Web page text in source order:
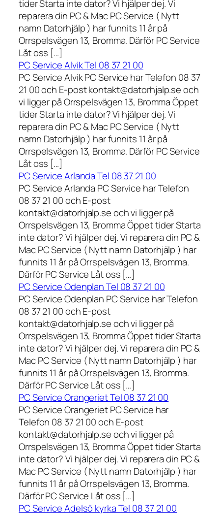
tider Starta inte dator? Vi hjälper dej. Vi
reparera din PC & Mac PC Service ( Nytt
namn Datorhjälp ) har funnits 11 år på
Orrspelsvägen 13, Bromma. Därför PC Service
Låt oss […]
PC Service Alvik Tel 08 37 21 00
PC Service Alvik PC Service har Telefon 08 37
21 00 och E-post kontakt@datorhjalp.se och
vi ligger på Orrspelsvägen 13, Bromma Öppet
tider Starta inte dator? Vi hjälper dej. Vi
reparera din PC & Mac PC Service ( Nytt
namn Datorhjälp ) har funnits 11 år på
Orrspelsvägen 13, Bromma. Därför PC Service
Låt oss […]
PC Service Arlanda Tel 08 37 21 00
PC Service Arlanda PC Service har Telefon
08 37 21 00 och E-post
kontakt@datorhjalp.se och vi ligger på
Orrspelsvägen 13, Bromma Öppet tider Starta
inte dator? Vi hjälper dej. Vi reparera din PC &
Mac PC Service ( Nytt namn Datorhjälp ) har
funnits 11 år på Orrspelsvägen 13, Bromma.
Därför PC Service Låt oss […]
PC Service Odenplan Tel 08 37 21 00
PC Service Odenplan PC Service har Telefon
08 37 21 00 och E-post
kontakt@datorhjalp.se och vi ligger på
Orrspelsvägen 13, Bromma Öppet tider Starta
inte dator? Vi hjälper dej. Vi reparera din PC &
Mac PC Service ( Nytt namn Datorhjälp ) har
funnits 11 år på Orrspelsvägen 13, Bromma.
Därför PC Service Låt oss […]
PC Service Orangeriet Tel 08 37 21 00
PC Service Orangeriet PC Service har
Telefon 08 37 21 00 och E-post
kontakt@datorhjalp.se och vi ligger på
Orrspelsvägen 13, Bromma Öppet tider Starta
inte dator? Vi hjälper dej. Vi reparera din PC &
Mac PC Service ( Nytt namn Datorhjälp ) har
funnits 11 år på Orrspelsvägen 13, Bromma.
Därför PC Service Låt oss […]
PC Service Adelsö kyrka Tel 08 37 21 00